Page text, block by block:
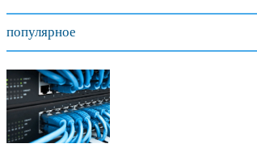
популярное